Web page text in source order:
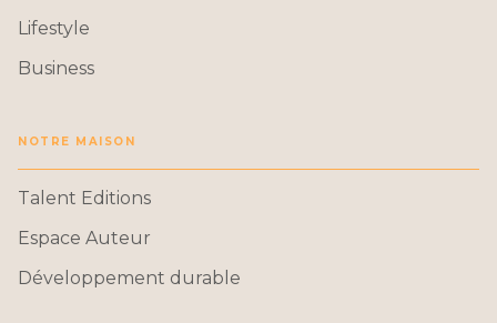
Lifestyle
Business
NOTRE MAISON
Talent Editions
Espace Auteur
Développement durable